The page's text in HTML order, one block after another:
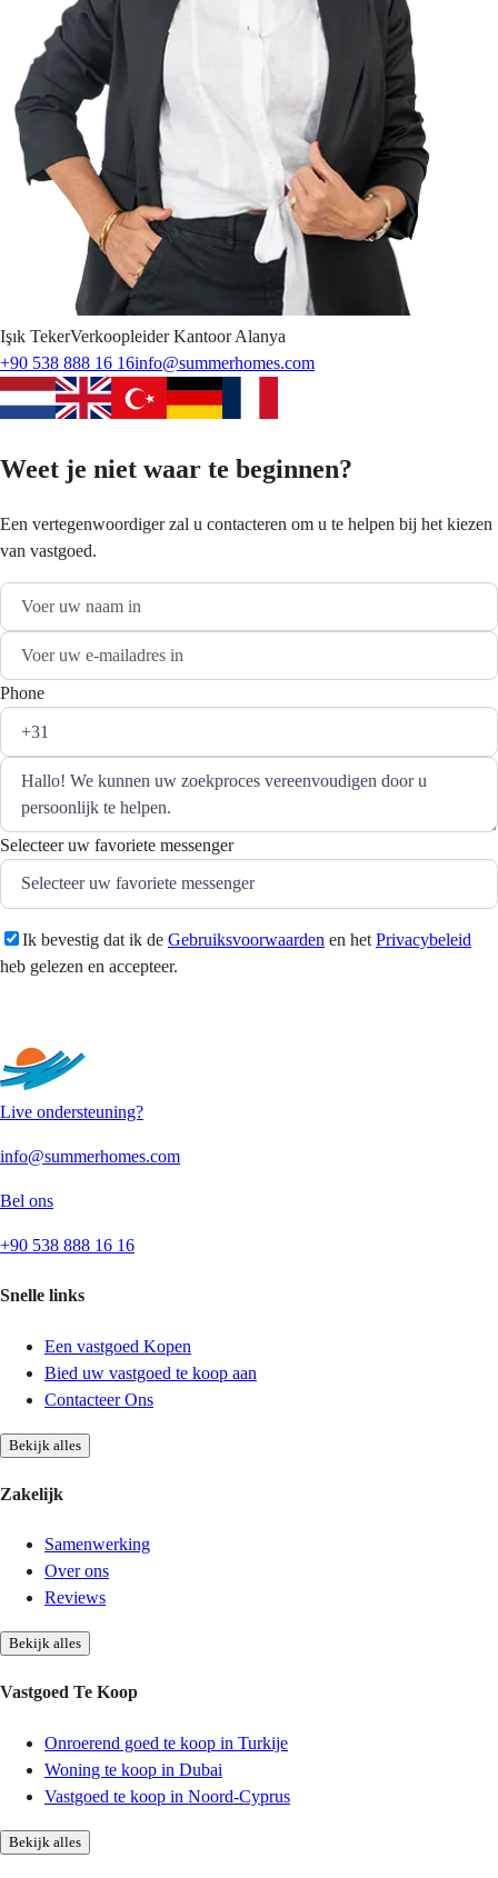
Işık TekerVerkoopleider Kantoor Alanya
+90 538 888 16 16info@summerhomes.com
Weet je niet waar te beginnen?
Een vertegenwoordiger zal u contacteren om u te helpen bij het kiezen
van vastgoed.
Phone
Selecteer uw favoriete messenger
Ik bevestig dat ik de Gebruiksvoorwaarden en het Privacybeleid
heb gelezen en accepteer.
Live ondersteuning?
info@summerhomes.com
Bel ons
+90 538 888 16 16
Snelle links
Een vastgoed Kopen
Bied uw vastgoed te koop aan
Contacteer Ons
Bekijk alles
Zakelijk
Samenwerking
Over ons
Reviews
Bekijk alles
Vastgoed Te Koop
Onroerend goed te koop in Turkije
Woning te koop in Dubai
Vastgoed te koop in Noord-Cyprus
Bekijk alles